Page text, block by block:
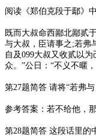
阅读《郑伯克段于鄢》
既而大叔命西鄙北鄙贰
与大叔，臣请事之;若弗
自及099大叔又收贰以
众。”公日：“不义不暱，
第27题简答 请将“若弗
参考答案：若不给他，
第28题简答 这段话里的